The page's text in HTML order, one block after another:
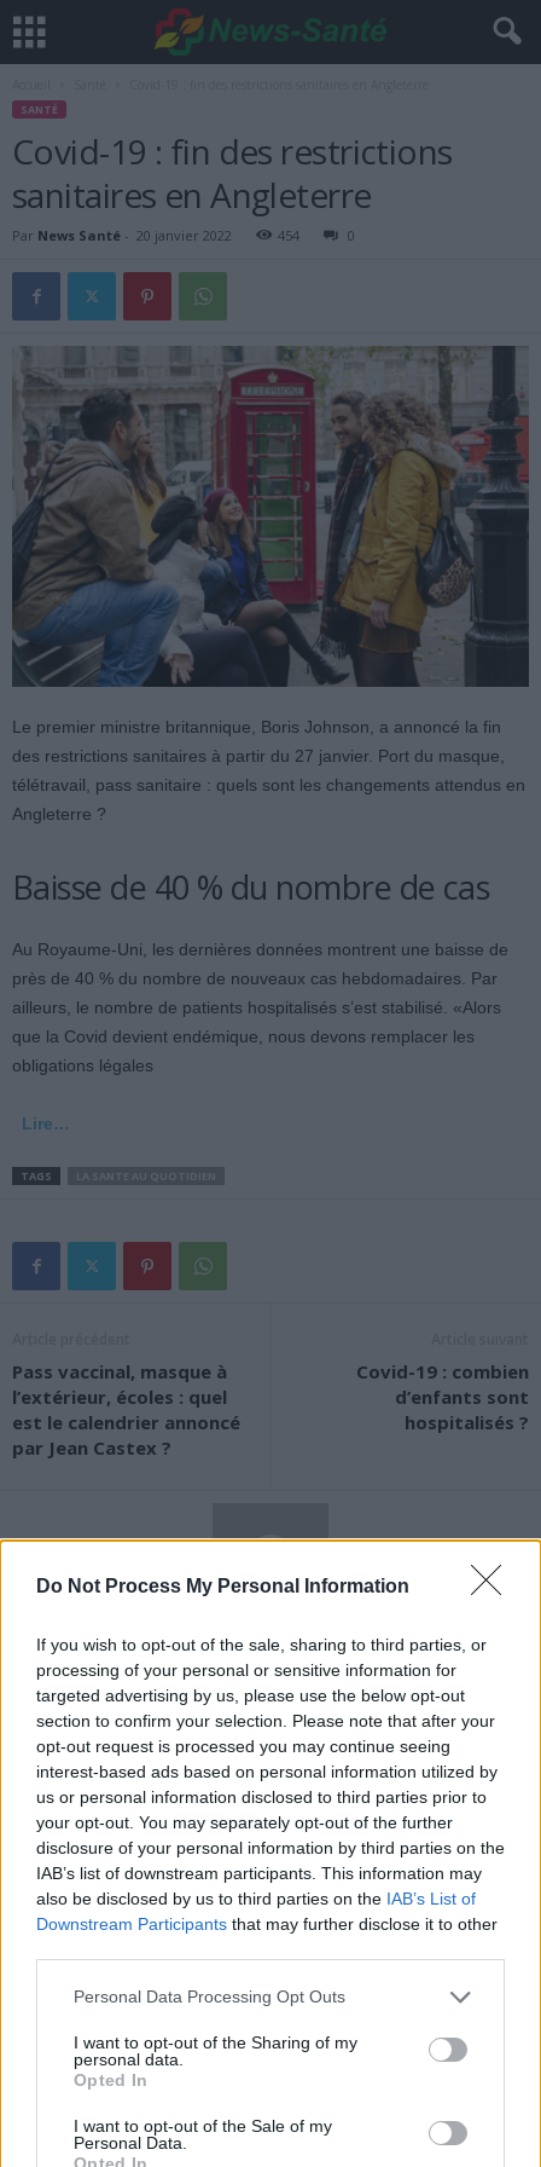
Do Not Process My Personal Information
If you wish to opt-out of the sale, sharing to third parties, or
processing of your personal or sensitive information for
targeted advertising by us, please use the below opt-out
section to confirm your selection. Please note that after your
opt-out request is processed you may continue seeing
interest-based ads based on personal information utilized by
us or personal information disclosed to third parties prior to
your opt-out. You may separately opt-out of the further
disclosure of your personal information by third parties on the
IAB’s list of downstream participants. This information may
also be disclosed by us to third parties on the IAB’s List of
Downstream Participants that may further disclose it to other
Personal Data Processing Opt Outs
I want to opt-out of the Sharing of my
personal data.
Opted In
I want to opt-out of the Sale of my
Personal Data.
Opted In
SANTÉ
Covid-19 : fin des restrictions
sanitaires en Angleterre
Par News Santé - 20 janvier 2022 454 0
Le premier ministre britannique, Boris Johnson, a annoncé la fin
des restrictions sanitaires à partir du 27 janvier. Port du masque,
télétravail, pass sanitaire : quels sont les changements attendus en
Angleterre ?
Baisse de 40 % du nombre de cas
Au Royaume-Uni, les dernières données montrent une baisse de
près de 40 % du nombre de nouveaux cas hebdomadaires. Par
ailleurs, le nombre de patients hospitalisés s’est stabilisé. «Alors
que la Covid devient endémique, nous devons remplacer les
obligations légales
Lire…
TAGS
Pass vaccinal, masque à
l’extérieur, écoles : quel
est le calendrier annoncé
par Jean Castex ?
Covid-19 : combien
d’enfants sont
hospitalisés ?
News Santé
https://news-sante.fr
ARTICLES CONNEXES PLUS DE L'AUTEUR
Santé
essentiels des
éviter le danger
Santé
Éclipse du 12 août :
attention à la pénurie de
Santé
révolutionnaire pour
buccal
Populaires
Médicament retiré en urgence pour risques graves et données falsifiées